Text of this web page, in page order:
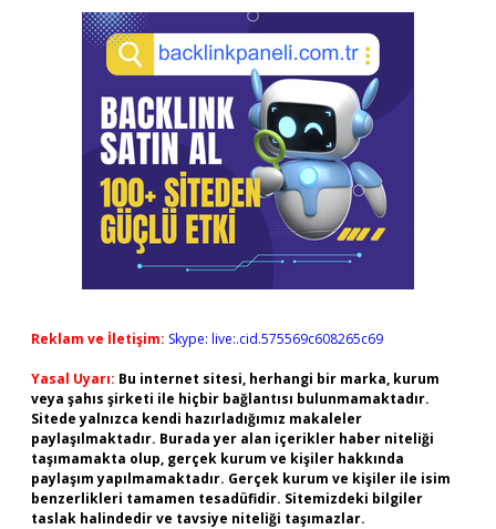
Reklam ve İletişim: Skype: live:.cid.575569c608265c69
Yasal Uyarı: Bu internet sitesi, herhangi bir marka, kurum
veya şahıs şirketi ile hiçbir bağlantısı bulunmamaktadır.
Sitede yalnızca kendi hazırladığımız makaleler
paylaşılmaktadır. Burada yer alan içerikler haber niteliği
taşımamakta olup, gerçek kurum ve kişiler hakkında
paylaşım yapılmamaktadır. Gerçek kurum ve kişiler ile isim
benzerlikleri tamamen tesadüfidir. Sitemizdeki bilgiler
taslak halindedir ve tavsiye niteliği taşımazlar.